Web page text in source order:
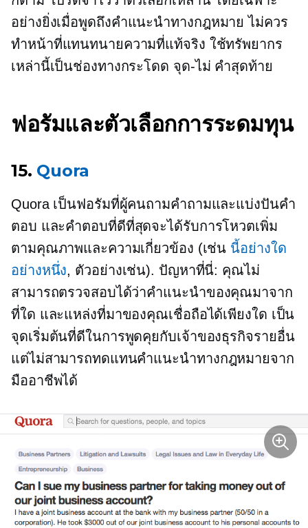
อย่างยิ่งเมื่อพูดถึงคำแนะนำทางกฎหมาย ไม่ควร
ทำหน้าที่แทนทนายความที่แท้จริง ใช้ทรัพยากร
เหล่านี้เป็นช่องทางกระโดด จุด-ไม่ คำสุดท้าย
ฟอรัมและตัวเลือกการระดมทุน
15. Quora
Quora เป็นฟอรัมที่ผู้คนถามคำถามและแบ่งปันคำ
ตอบ และคำตอบที่ดีที่สุดจะได้รับการโหวตเพิ่ม
ตามคุณภาพและความเกี่ยวข้อง (เช่น นี้อย่างใด
อย่างหนึ่ง, ตัวอย่างเช่น). ปัญหาที่นี่: คุณไม่
สามารถตรวจสอบได้ว่าคำแนะนำของคุณมาจาก
ที่ใด และแหล่งที่มาของคุณเชื่อถือได้เพียงใด เป็น
จุดเริ่มต้นที่ดีในการพูดคุยกับเจ้าของธุรกิจรายอื่น
แต่ไม่สามารถทดแทนคำแนะนำทางกฎหมายจาก
มืออาชีพได้